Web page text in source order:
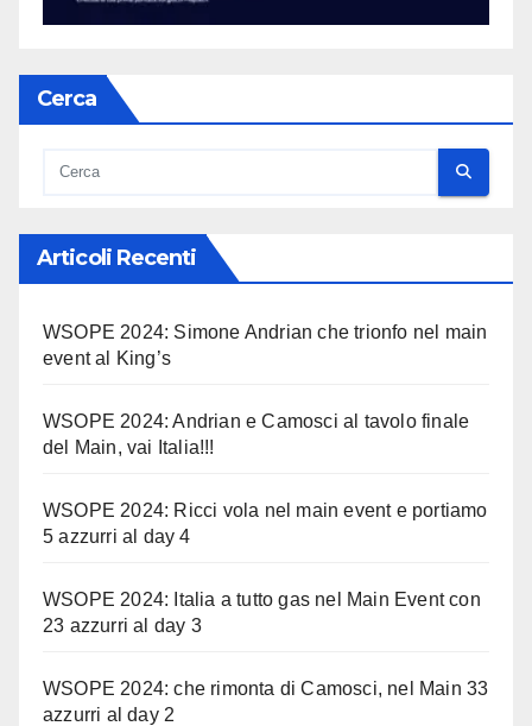
Cerca
Articoli Recenti
WSOPE 2024: Simone Andrian che trionfo nel main
event al King’s
WSOPE 2024: Andrian e Camosci al tavolo finale
del Main, vai Italia!!!
WSOPE 2024: Ricci vola nel main event e portiamo
5 azzurri al day 4
WSOPE 2024: Italia a tutto gas nel Main Event con
23 azzurri al day 3
WSOPE 2024: che rimonta di Camosci, nel Main 33
azzurri al day 2